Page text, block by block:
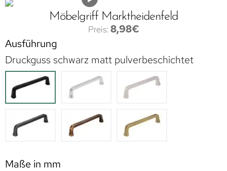
Möbelgriff Marktheidenfeld
8,98€
Ausführung
Druckguss schwarz matt pulverbeschichtet
Maße in mm